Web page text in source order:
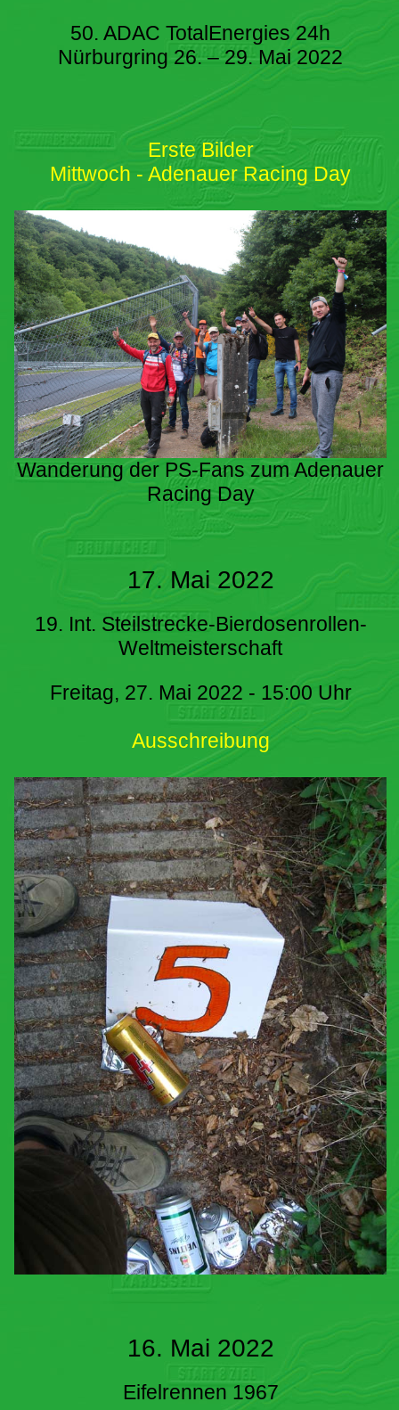
50. ADAC TotalEnergies 24h
Nürburgring 26. – 29. Mai 2022
Erste Bilder
Mittwoch - Adenauer Racing Day
Wanderung der PS-Fans zum Adenauer
Racing Day
17. Mai 2022
19. Int. Steilstrecke-Bierdosenrollen-
Weltmeisterschaft
Freitag, 27. Mai 2022 - 15:00 Uhr
Ausschreibung
16. Mai 2022
Eifelrennen 1967